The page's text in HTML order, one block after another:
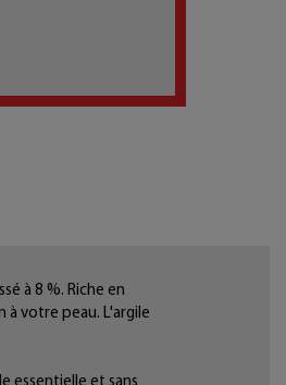
à 8 %. Riche en
votre peau. L'argile
essentielle et sans